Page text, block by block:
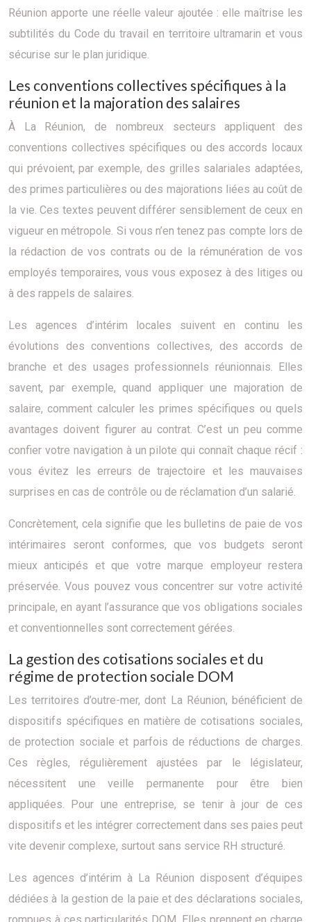
Réunion apporte une réelle valeur ajoutée : elle maîtrise les
subtilités du Code du travail en territoire ultramarin et vous
sécurise sur le plan juridique.
Les conventions collectives spécifiques à la
réunion et la majoration des salaires
À La Réunion, de nombreux secteurs appliquent des
conventions collectives spécifiques ou des accords locaux
qui prévoient, par exemple, des grilles salariales adaptées,
des primes particulières ou des majorations liées au coût de
la vie. Ces textes peuvent différer sensiblement de ceux en
vigueur en métropole. Si vous n’en tenez pas compte lors de
la rédaction de vos contrats ou de la rémunération de vos
employés temporaires, vous vous exposez à des litiges ou
à des rappels de salaires.
Les agences d’intérim locales suivent en continu les
évolutions des conventions collectives, des accords de
branche et des usages professionnels réunionnais. Elles
savent, par exemple, quand appliquer une majoration de
salaire, comment calculer les primes spécifiques ou quels
avantages doivent figurer au contrat. C’est un peu comme
confier votre navigation à un pilote qui connaît chaque récif :
vous évitez les erreurs de trajectoire et les mauvaises
surprises en cas de contrôle ou de réclamation d’un salarié.
Concrètement, cela signifie que les bulletins de paie de vos
intérimaires seront conformes, que vos budgets seront
mieux anticipés et que votre marque employeur restera
préservée. Vous pouvez vous concentrer sur votre activité
principale, en ayant l’assurance que vos obligations sociales
et conventionnelles sont correctement gérées.
La gestion des cotisations sociales et du
régime de protection sociale DOM
Les territoires d’outre-mer, dont La Réunion, bénéficient de
dispositifs spécifiques en matière de cotisations sociales,
de protection sociale et parfois de réductions de charges.
Ces règles, régulièrement ajustées par le législateur,
nécessitent une veille permanente pour être bien
appliquées. Pour une entreprise, se tenir à jour de ces
dispositifs et les intégrer correctement dans ses paies peut
vite devenir complexe, surtout sans service RH structuré.
Les agences d’intérim à La Réunion disposent d’équipes
dédiées à la gestion de la paie et des déclarations sociales,